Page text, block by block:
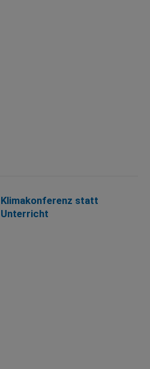
Klimakonferenz statt
Unterricht